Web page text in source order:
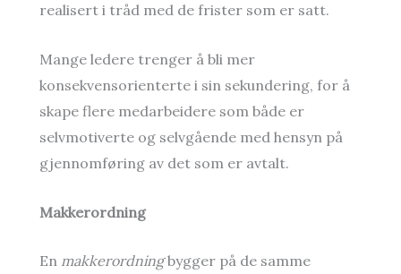
realisert i tråd med de frister som er satt.
Mange ledere trenger å bli mer
konsekvensorienterte i sin sekundering, for å
skape flere medarbeidere som både er
selvmotiverte og selvgående med hensyn på
gjennomføring av det som er avtalt.
Makkerordning
En makkerordningbygger på de samme